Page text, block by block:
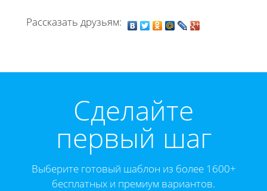
Рассказать друзьям:
Cделайте
первый шаг
Выберите готовый шаблон из более 1600+
бесплатных и премиум вариантов.